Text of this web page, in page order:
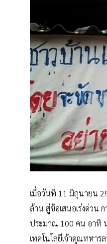
เมื่อวันที่ 11 มิถุนายน
ล้าน สู่ข้อเสนอเร่งด่วน
ประมาณ 100 คน อาทิ
เทคโนโลยีเจ้าคุณทหาร